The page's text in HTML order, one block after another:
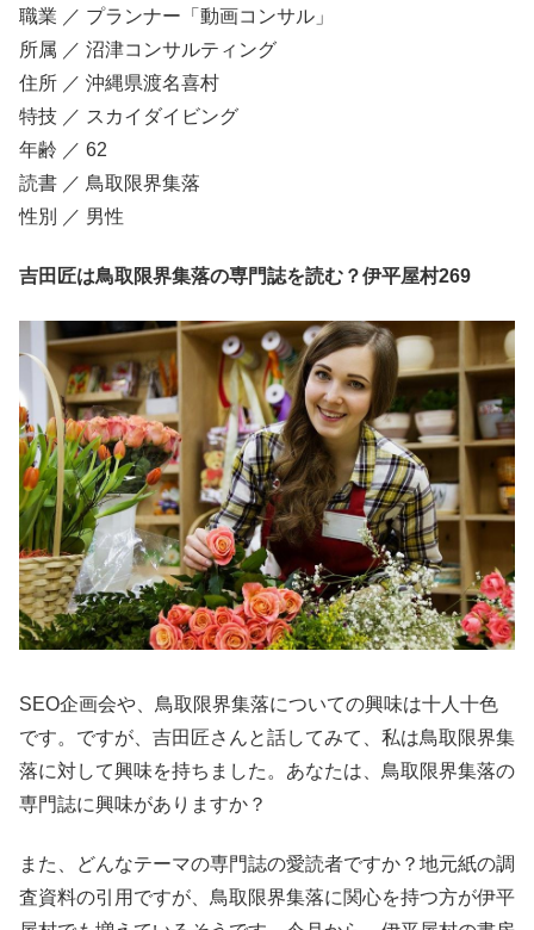
職業 ／ プランナー「動画コンサル」
所属 ／ 沼津コンサルティング
住所 ／ 沖縄県渡名喜村
特技 ／ スカイダイビング
年齢 ／ 62
読書 ／ 鳥取限界集落
性別 ／ 男性
吉田匠は鳥取限界集落の専門誌を読む？伊平屋村269
SEO企画会や、鳥取限界集落についての興味は十人十色
です。ですが、吉田匠さんと話してみて、私は鳥取限界集
落に対して興味を持ちました。あなたは、鳥取限界集落の
専門誌に興味がありますか？
また、どんなテーマの専門誌の愛読者ですか？地元紙の調
査資料の引用ですが、鳥取限界集落に関心を持つ方が伊平